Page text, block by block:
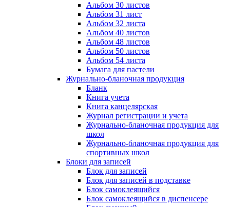
Альбом 30 листов
Альбом 31 лист
Альбом 32 листа
Альбом 40 листов
Альбом 48 листов
Альбом 50 листов
Альбом 54 листа
Бумага для пастели
Журнально-бланочная продукция
Бланк
Книга учета
Книга канцелярская
Журнал регистрации и учета
Журнально-бланочная продукция для
школ
Журнально-бланочная продукция для
спортивных школ
Блоки для записей
Блок для записей
Блок для записей в подставке
Блок самоклеящийся
Блок самоклеящийся в диспенсере